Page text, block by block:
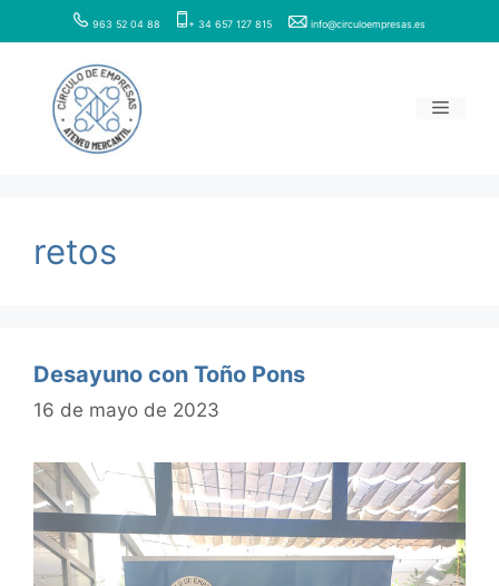
al
contenido
963 52 04 88 + 34 657 127 815 info@circuloempresas.es
Menú
retos
Desayuno con Toño Pons
16 de mayo de 2023